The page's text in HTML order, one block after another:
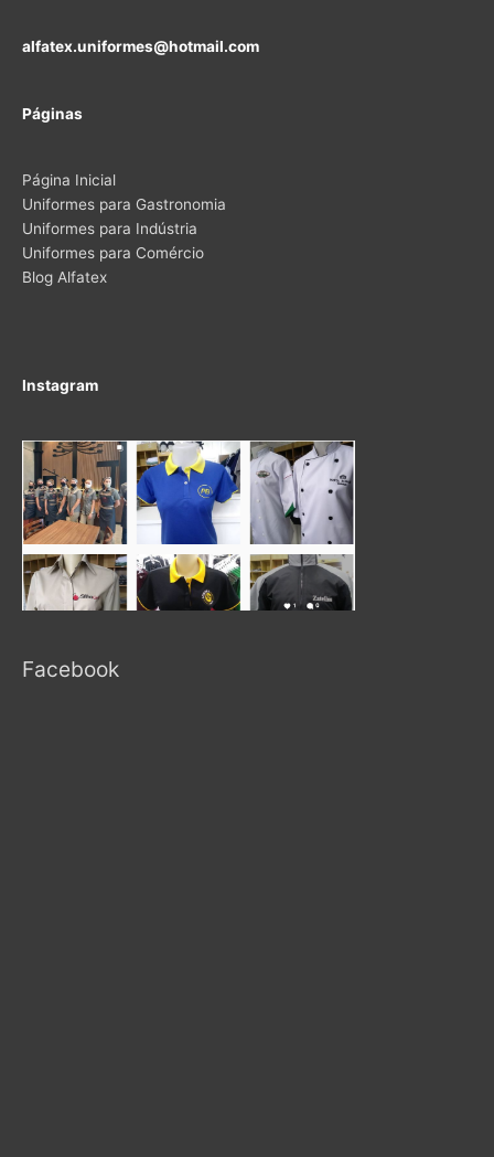
alfatex.uniformes@hotmail.com
Páginas
Página Inicial
Uniformes para Gastronomia
Uniformes para Indústria
Uniformes para Comércio
Blog Alfatex
Instagram
Facebook